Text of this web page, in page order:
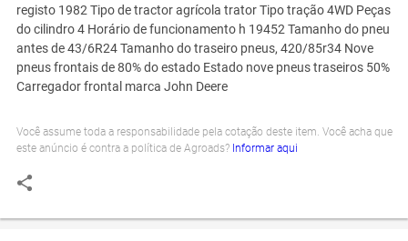
registo 1982 Tipo de tractor agrícola trator Tipo tração 4WD Peças
do cilindro 4 Horário de funcionamento h 19452 Tamanho do pneu
antes de 43/6R24 Tamanho do traseiro pneus, 420/85r34 Nove
pneus frontais de 80% do estado Estado nove pneus traseiros 50%
Carregador frontal marca John Deere
Você assume toda a responsabilidade pela cotação deste item. Você acha que
este anúncio é contra a política de Agroads? Informar aqui